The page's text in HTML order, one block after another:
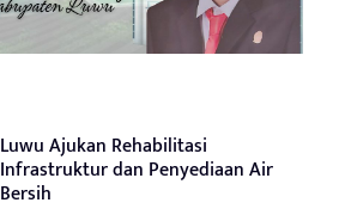
Luwu Ajukan Rehabilitasi
Infrastruktur dan Penyediaan Air
Bersih